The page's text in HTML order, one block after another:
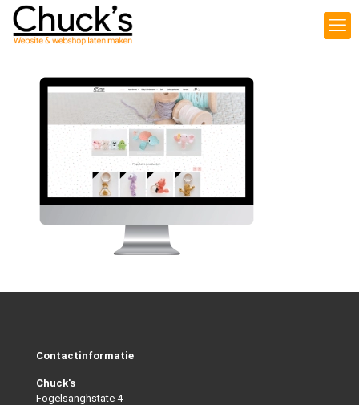
Contactinformatie
Chuck's
Fogelsanghstate 4